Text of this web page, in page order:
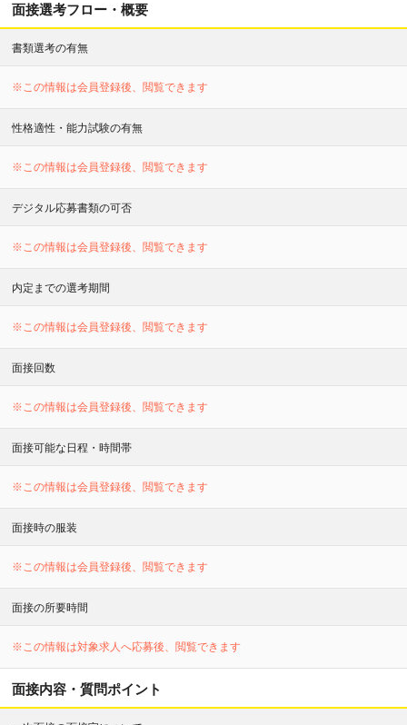
面接選考フロー・概要
書類選考の有無
※この情報は会員登録後、閲覧できます
性格適性・能力試験の有無
※この情報は会員登録後、閲覧できます
デジタル応募書類の可否
※この情報は会員登録後、閲覧できます
内定までの選考期間
※この情報は会員登録後、閲覧できます
面接回数
※この情報は会員登録後、閲覧できます
面接可能な日程・時間帯
※この情報は会員登録後、閲覧できます
面接時の服装
※この情報は会員登録後、閲覧できます
面接の所要時間
※この情報は対象求人へ応募後、閲覧できます
面接内容・質問ポイント